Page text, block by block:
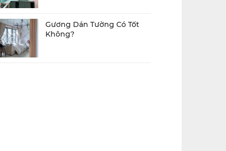
Gương Dán Tường Có Tốt
Không?